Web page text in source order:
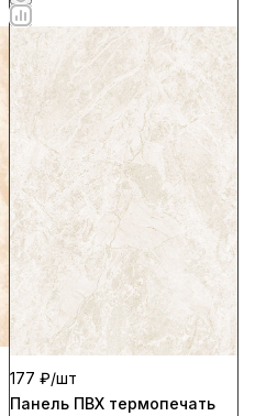
177 ₽/шт
Панель ПВХ термопечать